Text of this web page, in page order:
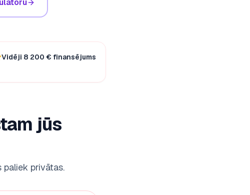
Vidēji 8 200 € finansējums
jūs
paliek privātas.